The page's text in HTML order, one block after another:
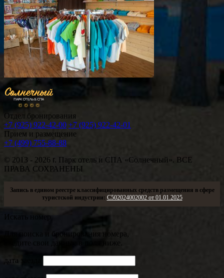
Отдел бронирования
+7 (925) 922-42-00 +7 (925) 922-42-01
Прием и размещение
+7 (499) 755-88-88
© 2013 - 2026 г. Парк отель и СПА «Солнечный». ВСЕ
ПРАВА СОХРАНЕНЫ
Запись в едином реестре классифицированных средств размещения в сфере
туристской индустрии: С502024002002 от 01.01.2025
Искать номер
Для поиска и бронирования номера,
введите свои данные в поля ниже.
дата заезда